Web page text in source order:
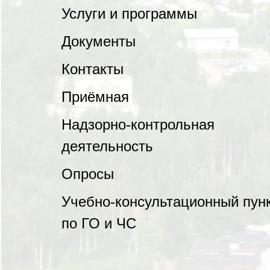
Услуги и программы
Документы
Контакты
Приёмная
Надзорно-контрольная
деятельность
Опросы
Учебно-консультационный
по ГО и ЧС